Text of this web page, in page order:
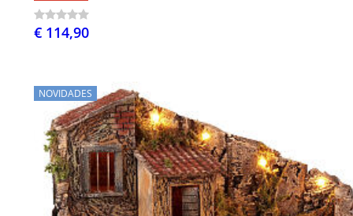
€ 114,90
NOVIDADES